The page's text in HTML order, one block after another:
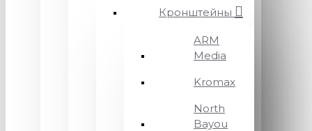
Кронштейны
ARM
Media
Kromax
North
Bayou